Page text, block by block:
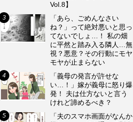
Vol.8】
「あら、ごめんなさい
ね？」って絶対悪いと思っ
てないでしょ…！ 私の畑
に平然と踏み入る隣人…無
視？悪意？その行動にモヤ
モヤが止まらない
「義母の発言が許せな
い…！」嫁が義母に怒り爆
発！ 夫は仕方ないと言う
けれど諦めるべき？
「夫のスマホ画面がなんか